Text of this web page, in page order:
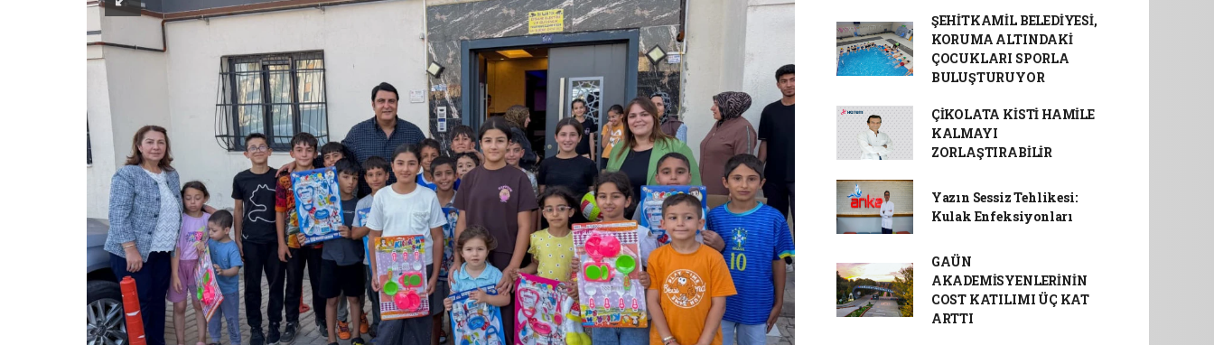
ŞEHİTKAMİL BELEDİYESİ,
KORUMA ALTINDAKİ
ÇOCUKLARI SPORLA
BULUŞTURUYOR
ÇİKOLATA KİSTİ HAMİLE
KALMAYI
ZORLAŞTIRABİLİR
Yazın Sessiz Tehlikesi:
Kulak Enfeksiyonları
GAÜN
AKADEMİSYENLERİNİN
COST KATILIMI ÜÇ KAT
ARTTI